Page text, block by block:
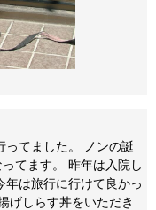
ってました。 ノンの誕
てます。 昨年は入院し
年は旅行に行けて良かっ
げしらす丼をいただき